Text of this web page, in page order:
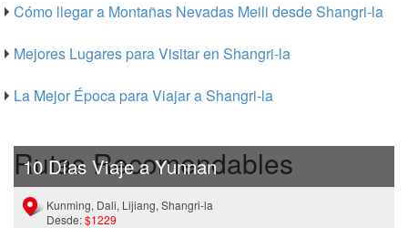
Cómo llegar a Montañas Nevadas Meili desde Shangri-la
Mejores Lugares para Visitar en Shangri-la
La Mejor Época para Viajar a Shangri-la
Rutas Recomendables
10 Días Viaje a Yunnan
Kunming, Dali, Lijiang, Shangri-la
Desde:$1229